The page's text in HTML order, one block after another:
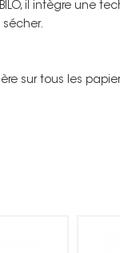
il intègre une
sécher.
sur tous les